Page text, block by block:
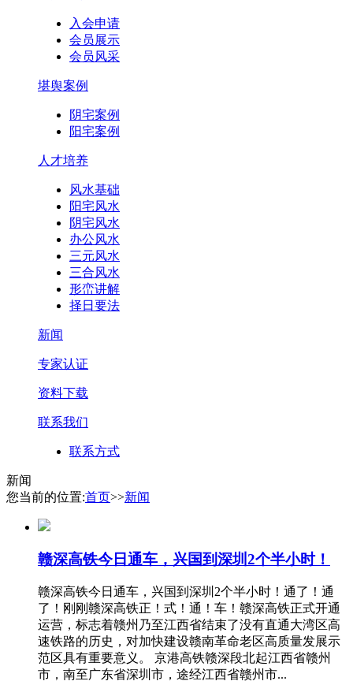
入会申请
会员展示
会员风采
堪舆案例
阴宅案例
阳宅案例
人才培养
风水基础
阳宅风水
阴宅风水
办公风水
三元风水
三合风水
形峦讲解
择日要法
新闻
专家认证
资料下载
联系我们
联系方式
新闻
您当前的位置:首页>>新闻
赣深高铁今日通车，兴国到深圳2个半小时！
赣深高铁今日通车，兴国到深圳2个半小时！通了！通
了！刚刚赣深高铁正！式！通！车！赣深高铁正式开通
运营，标志着赣州乃至江西省结束了没有直通大湾区高
速铁路的历史，对加快建设赣南革命老区高质量发展示
范区具有重要意义。 京港高铁赣深段北起江西省赣州
市，南至广东省深圳市，途经江西省赣州市...